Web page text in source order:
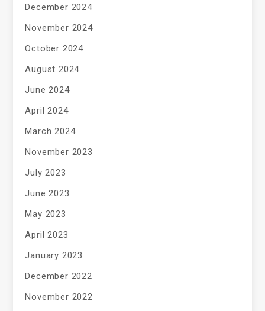
December 2024
November 2024
October 2024
August 2024
June 2024
April 2024
March 2024
November 2023
July 2023
June 2023
May 2023
April 2023
January 2023
December 2022
November 2022